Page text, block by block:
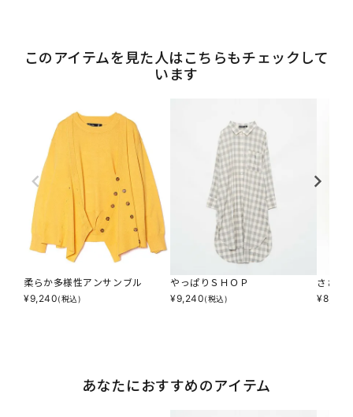
このアイテムを見た人はこちらもチェックして
います
柔らか多様性アンサンブル
¥9,240(税込)
やっぱりＳＨＯＰ
¥9,240(税込)
さざな
¥8,690
あなたにおすすめのアイテム